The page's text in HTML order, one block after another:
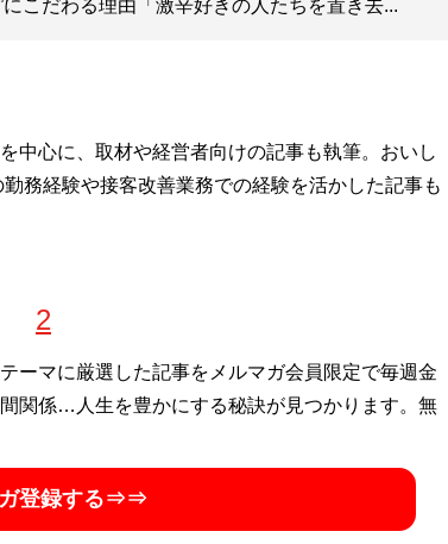
こだわる理由「激辛好きの人たちを置き去...
中心に、取材や経営者向けの記事も執筆。おいし
務経験や接客改善業務での経験を活かした記事も
2
ーマに厳選した記事をメルマガ会員限定で毎週金
関係…人生を豊かにする秘訣が見つかります。無
登録する⇒⇒